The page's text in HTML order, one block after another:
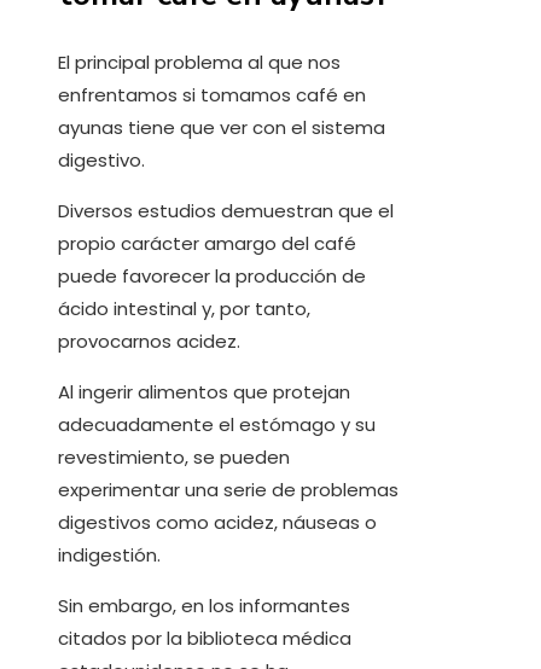
El principal problema al que nos
enfrentamos si tomamos café en
ayunas tiene que ver con el sistema
digestivo.
Diversos estudios demuestran que el
propio carácter amargo del café
puede favorecer la producción de
ácido intestinal y, por tanto,
provocarnos acidez.
Al ingerir alimentos que protejan
adecuadamente el estómago y su
revestimiento, se pueden
experimentar una serie de problemas
digestivos como acidez, náuseas o
indigestión.
Sin embargo, en los informantes
citados por la biblioteca médica